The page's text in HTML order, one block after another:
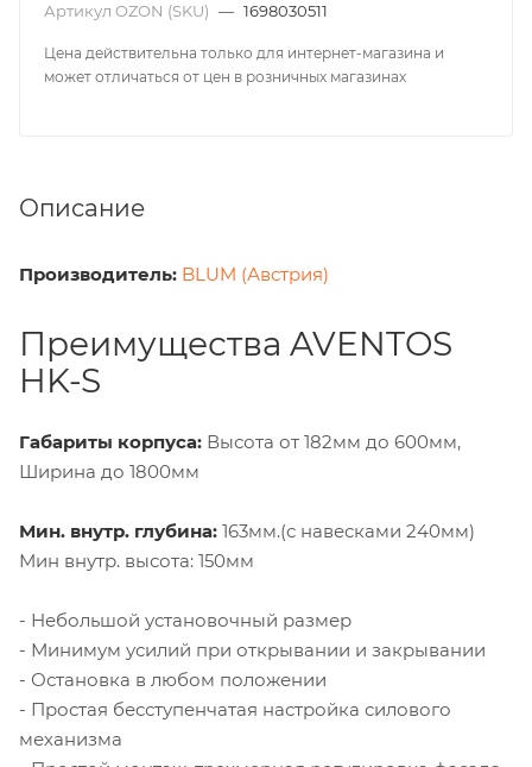
Артикул OZON (SKU) — 1698030511
Цена действительна только для интернет-магазина и
может отличаться от цен в розничных магазинах
Описание
Производитель: BLUM (Австрия)
Преимущества AVENTOS
HK-S
Габариты корпуса: Высота от 182мм до 600мм,
Ширина до 1800мм
Мин. внутр. глубина: 163мм.(с навесками 240мм)
Мин внутр. высота: 150мм
- Небольшой установочный размер
- Минимум усилий при открывании и закрывании
- Остановка в любом положении
- Простая бесступенчатая настройка силового
механизма